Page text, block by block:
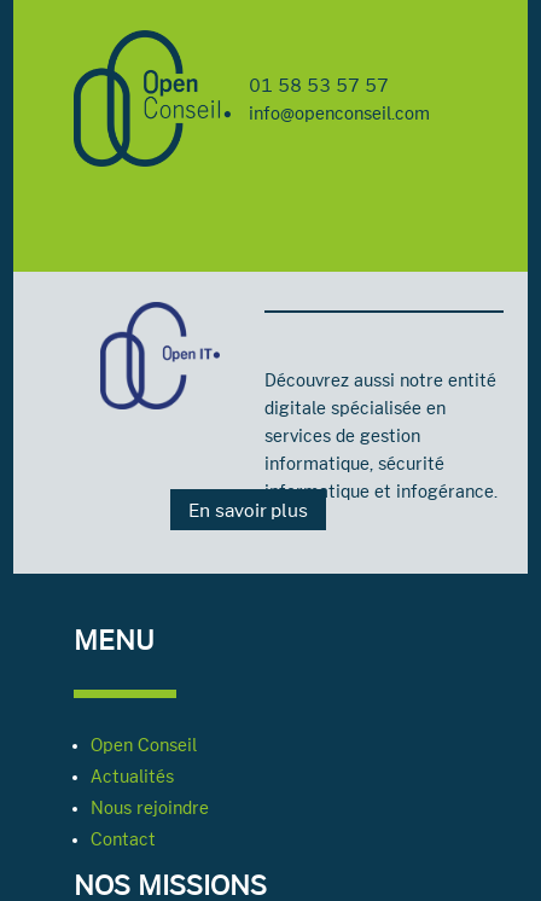
01 58 53 57 57
info@openconseil.com
Découvrez aussi notre entité
digitale spécialisée en
services de gestion
informatique, sécurité
informatique et infogérance.
En savoir plus
MENU
Open Conseil
Actualités
Nous rejoindre
Contact
NOS MISSIONS